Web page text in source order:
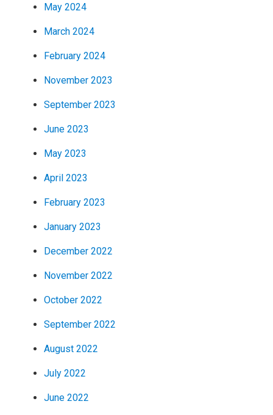
May 2024
March 2024
February 2024
November 2023
September 2023
June 2023
May 2023
April 2023
February 2023
January 2023
December 2022
November 2022
October 2022
September 2022
August 2022
July 2022
June 2022